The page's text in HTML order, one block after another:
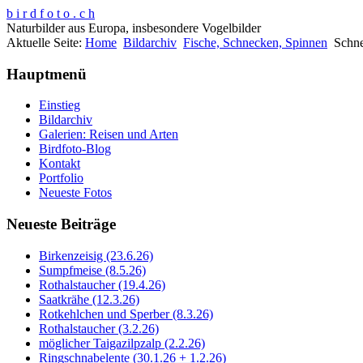
b i r d f o t o . c h
Naturbilder aus Europa, insbesondere Vogelbilder
Aktuelle Seite: Home Bildarchiv Fische, Schnecken, Spinnen
Hauptmenü
Einstieg
Bildarchiv
Galerien: Reisen und Arten
Birdfoto-Blog
Kontakt
Portfolio
Neueste Fotos
Neueste Beiträge
Birkenzeisig (23.6.26)
Sumpfmeise (8.5.26)
Rothalstaucher (19.4.26)
Saatkrähe (12.3.26)
Rotkehlchen und Sperber (8.3.26)
Rothalstaucher (3.2.26)
möglicher Taigazilpzalp (2.2.26)
Ringschnabelente (30.1.26 + 1.2.26)